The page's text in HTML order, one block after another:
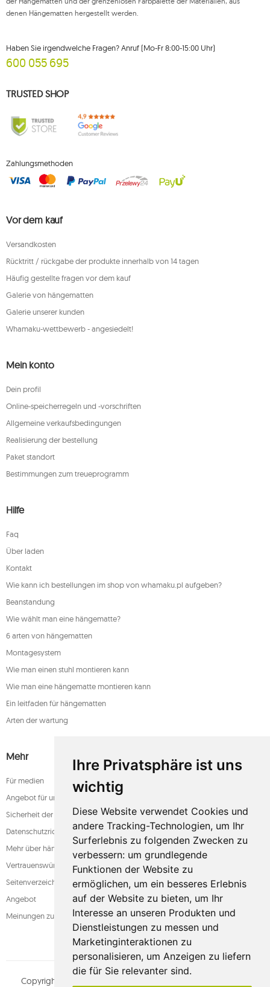
Ihre Privatsphäre ist uns
wichtig
Diese Website verwendet Cookies und
andere Tracking-Technologien, um Ihr
Surferlebnis zu folgenden Zwecken zu
verbessern: um grundlegende
Funktionen der Website zu
ermöglichen, um ein besseres Erlebnis
auf der Website zu bieten, um Ihr
Interesse an unseren Produkten und
Dienstleistungen zu messen und
Marketinginteraktionen zu
personalisieren, um Anzeigen zu liefern
die für Sie relevanter sind.
Weitere Informationen finden Sie unter:
denen Hängematten hergestellt werden.
Haben Sie irgendwelche Fragen? Anruf (Mo-Fr 8:00-15:00 Uhr)
600 055 695
TRUSTED SHOP
Zahlungsmethoden
Vor dem kauf
Versandkosten
Rücktritt / rückgabe der produkte innerhalb von 14 tagen
Häufig gestellte fragen vor dem kauf
Galerie von hängematten
Galerie unserer kunden
Whamaku-wettbewerb - angesiedelt!
Mein konto
Dein profil
Online-speicherregeln und -vorschriften
Allgemeine verkaufsbedingungen
Realisierung der bestellung
Paket standort
Bestimmungen zum treueprogramm
Hilfe
Faq
Über laden
Kontakt
Wie kann ich bestellungen im shop von whamaku.pl aufgeben?
Beanstandung
Wie wählt man eine hängematte?
6 arten von hängematten
Montagesystem
Wie man einen stuhl montieren kann
Wie man eine hängematte montieren kann
Ein leitfaden für hängematten
Arten der wartung
Mehr
Für medien
Angebot für unternehmen
Sicherheit der zahlung
Datenschutzrichtlinie
Mehr über hängematten
Vertrauenswürdiger laden
Seitenverzeichnis
Angebot
Meinungen zum shop
Copyright © whamaku.pl. Alle Rechte vorbehalten.